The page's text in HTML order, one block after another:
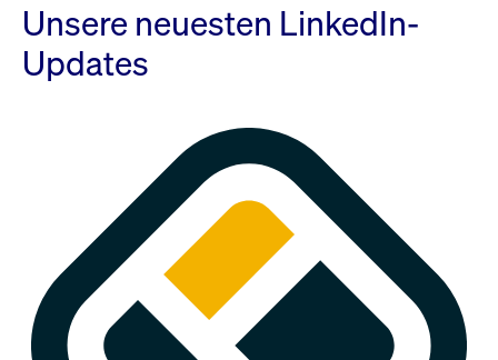
Unsere neuesten LinkedIn-
Updates